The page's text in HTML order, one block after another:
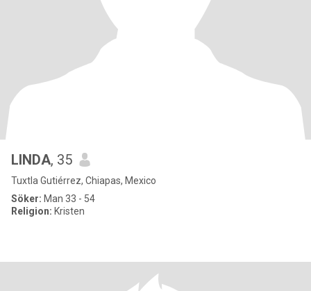
LINDA, 35
Tuxtla Gutiérrez, Chiapas, Mexico
Söker: Man 33 - 54
Religion: Kristen